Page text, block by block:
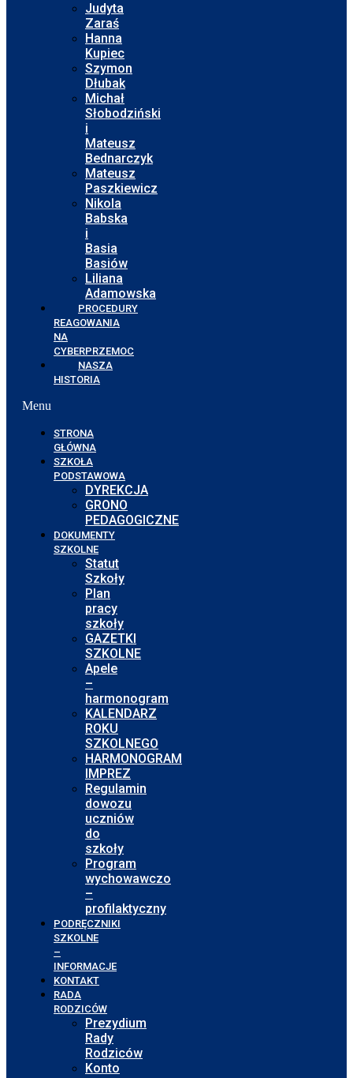
Judyta
Zaraś
Hanna
Kupiec
Szymon
Dłubak
Michał
Słobodziński
i
Mateusz
Bednarczyk
Mateusz
Paszkiewicz
Nikola
Babska
i
Basia
Basiów
Liliana
Adamowska
PROCEDURY
REAGOWANIA
NA
CYBERPRZEMOC
NASZA
HISTORIA
Menu
STRONA
GŁÓWNA
SZKOŁA
PODSTAWOWA
DYREKCJA
GRONO
PEDAGOGICZNE
DOKUMENTY
SZKOLNE
Statut
Szkoły
Plan
pracy
szkoły
GAZETKI
SZKOLNE
Apele
–
harmonogram
KALENDARZ
ROKU
SZKOLNEGO
HARMONOGRAM
IMPREZ
Regulamin
dowozu
uczniów
do
szkoły
Program
wychowawczo
–
profilaktyczny
PODRĘCZNIKI
SZKOLNE
–
INFORMACJE
KONTAKT
RADA
RODZICÓW
Prezydium
Rady
Rodziców
Konto